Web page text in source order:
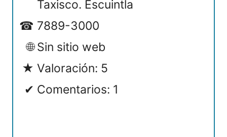
Taxisco. Escuintla
7889-3000
Sin sitio web
Valoración: 5
Comentarios: 1